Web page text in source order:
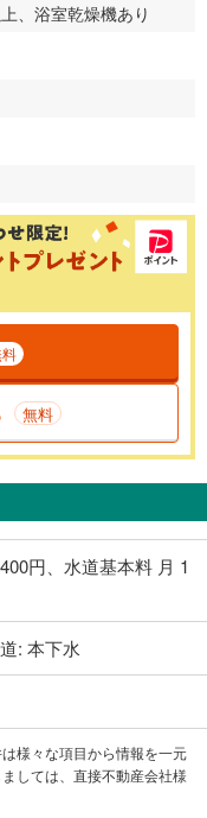
、浴室乾燥機あり
無料
円、水道基本料 月 1
: 本下水
様々な項目から情報を一元
しては、直接不動産会社様